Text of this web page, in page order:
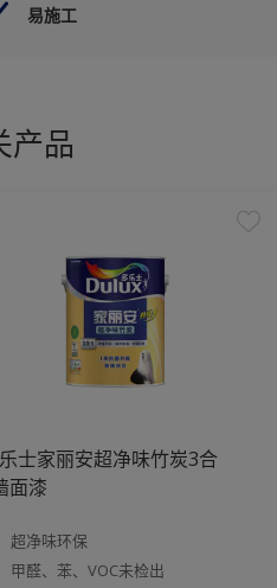
易施工
产品
士家丽安超净味竹炭3合
面漆
超净味环保
甲醛、苯、VOC未检出